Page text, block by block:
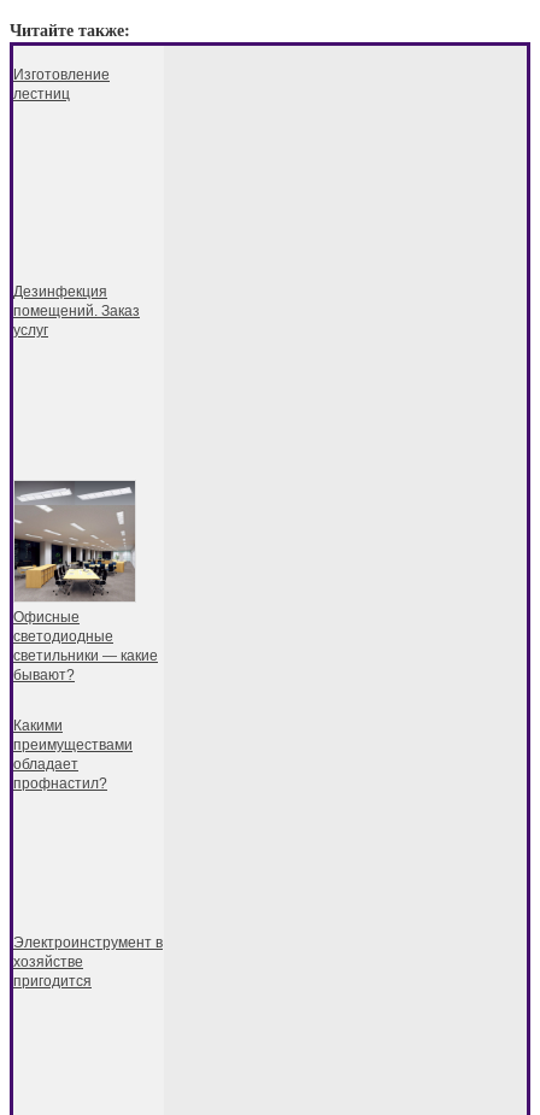
Читайте также:
Изготовление
лестниц
Дезинфекция
помещений. Заказ
услуг
Офисные
светодиодные
светильники — какие
бывают?
Какими
преимуществами
обладает
профнастил?
Электроинструмент в
хозяйстве
пригодится